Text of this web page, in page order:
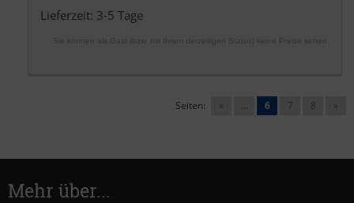
Lieferzeit: 3-5 Tage
Sie können als Gast (bzw. mit Ihrem derzeitigen Status) keine Preise sehen.
Seiten: « ... 6 7 8 »
Mehr über...